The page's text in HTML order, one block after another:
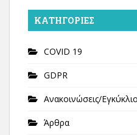
KΑΤΗΓΟΡΊΕΣ
COVID 19
GDPR
Ανακοινώσεις/
Άρθρα